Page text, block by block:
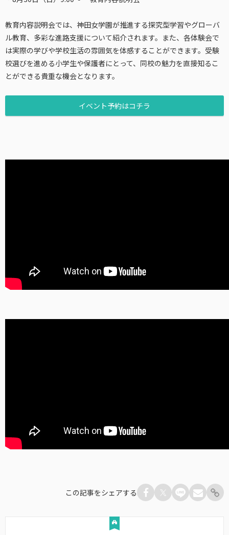
教育内容説明会では、神田女学園が推進する探究型学習やグローバ
ル教育、多彩な進路支援について紹介されます。また、各体験会で
は実際の学びや学校生活の雰囲気を体感することができます。受験
校選びを進める小学生や保護者にとって、同校の魅力を直接知るこ
とができる貴重な機会となります。
イベント予約はコチラ
この記事をシェアする